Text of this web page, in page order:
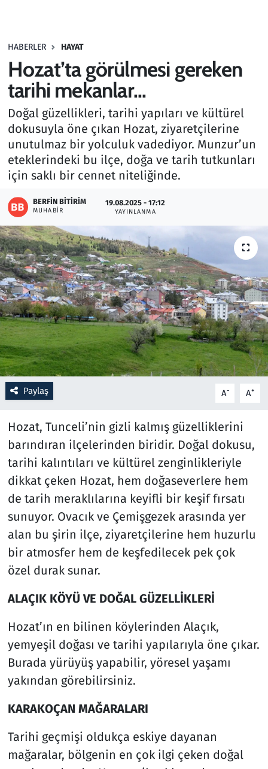
HABERLER HAYAT
Hozat’ta görülmesi gereken
tarihi mekanlar...
Doğal güzellikleri, tarihi yapıları ve kültürel
dokusuyla öne çıkan Hozat, ziyaretçilerine
unutulmaz bir yolculuk vadediyor. Munzur’un
eteklerindeki bu ilçe, doğa ve tarih tutkunları
için saklı bir cennet niteliğinde.
BERFIN BITIRIM
MUHABIR
19.08.2025 - 17:12
YAYINLANMA
Paylaş A- A+
Hozat, Tunceli’nin gizli kalmış güzelliklerini
barındıran ilçelerinden biridir. Doğal dokusu,
tarihi kalıntıları ve kültürel zenginlikleriyle
dikkat çeken Hozat, hem doğaseverlere hem
de tarih meraklılarına keyifli bir keşif fırsatı
sunuyor. Ovacık ve Çemişgezek arasında yer
alan bu şirin ilçe, ziyaretçilerine hem huzurlu
bir atmosfer hem de keşfedilecek pek çok
özel durak sunar.
ALAÇIK KÖYÜ VE DOĞAL GÜZELLİKLERİ
Hozat’ın en bilinen köylerinden Alaçık,
yemyeşil doğası ve tarihi yapılarıyla öne çıkar.
Burada yürüyüş yapabilir, yöresel yaşamı
yakından görebilirsiniz.
KARAKOÇAN MAĞARALARI
Tarihi geçmişi oldukça eskiye dayanan
mağaralar, bölgenin en çok ilgi çeken doğal
Haber
Kültür Sanat
Kurumsal Haberler
Lezzet Durağı
Memur ve Kamu
Otomobil
Oyun
Ramazan
Resmi İlanlar
Rüya Tabirleri
Sağlık
Savunma Sanayi
Spor
Teknoloji ve Bilim
Televizyon